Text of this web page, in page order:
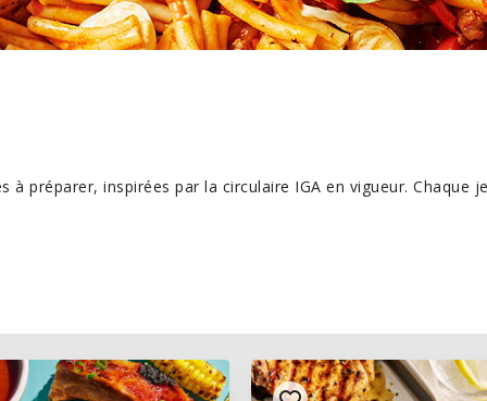
préparer, inspirées par la circulaire IGA en vigueur.